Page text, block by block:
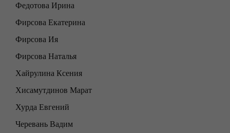
Федотова Ирина
Фирсова Екатерина
Фирсова Ия
Фирсова Наталья
Хайрулина Ксения
Хисамутдинов Марат
Хурда Евгений
Черевань Вадим